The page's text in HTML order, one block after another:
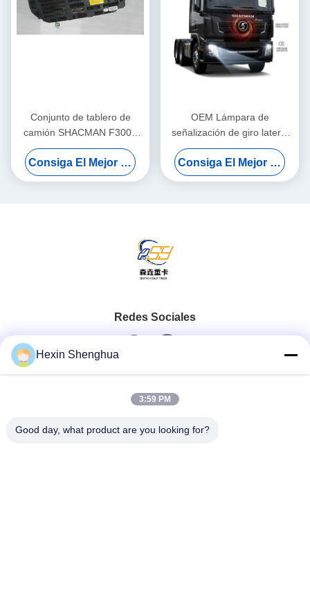
Conjunto de tablero de
camión SHACMAN F3000
X3000 H3000 X5000 X6000
Panel de instrumentos para
reemplazo de servicio
Consiga El Mejor Precio
OEM Lámpara de
señalización de giro lateral
Cobertura de protección de
trabajo pesado Reemplazo
de ajuste directo para la
Consiga El Mejor Precio
Redes Sociales
Contacto Rápido
Hexin Shenghua
3:59 PM
Good day, what product are you looking for?